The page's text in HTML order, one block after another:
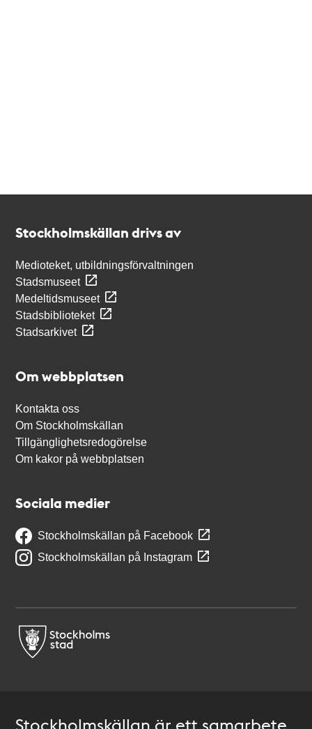
Stockholmskällan drivs av
Medioteket, utbildningsförvaltningen
Stadsmuseet
Medeltidsmuseet
Stadsbiblioteket
Stadsarkivet
Om webbplatsen
Kontakta oss
Om Stockholmskällan
Tillgänglighetsredogörelse
Om kakor på webbplatsen
Sociala medier
Stockholmskällan på Facebook
Stockholmskällan på Instagram
Stockholmskällan är ett samarbete